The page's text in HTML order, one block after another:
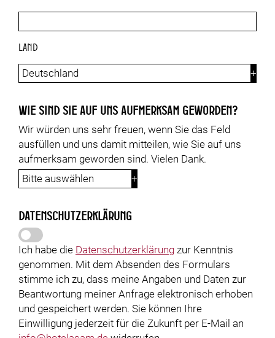
Land
Wie sind Sie auf uns aufmerksam geworden?
Wir würden uns sehr freuen, wenn Sie das Feld
ausfüllen und uns damit mitteilen, wie Sie auf uns
aufmerksam geworden sind. Vielen Dank.
Datenschutzerklärung
Ich habe die Datenschutzerklärung zur Kenntnis
genommen. Mit dem Absenden des Formulars
stimme ich zu, dass meine Angaben und Daten zur
Beantwortung meiner Anfrage elektronisch erhoben
und gespeichert werden. Sie können Ihre
Einwilligung jederzeit für die Zukunft per E-Mail an